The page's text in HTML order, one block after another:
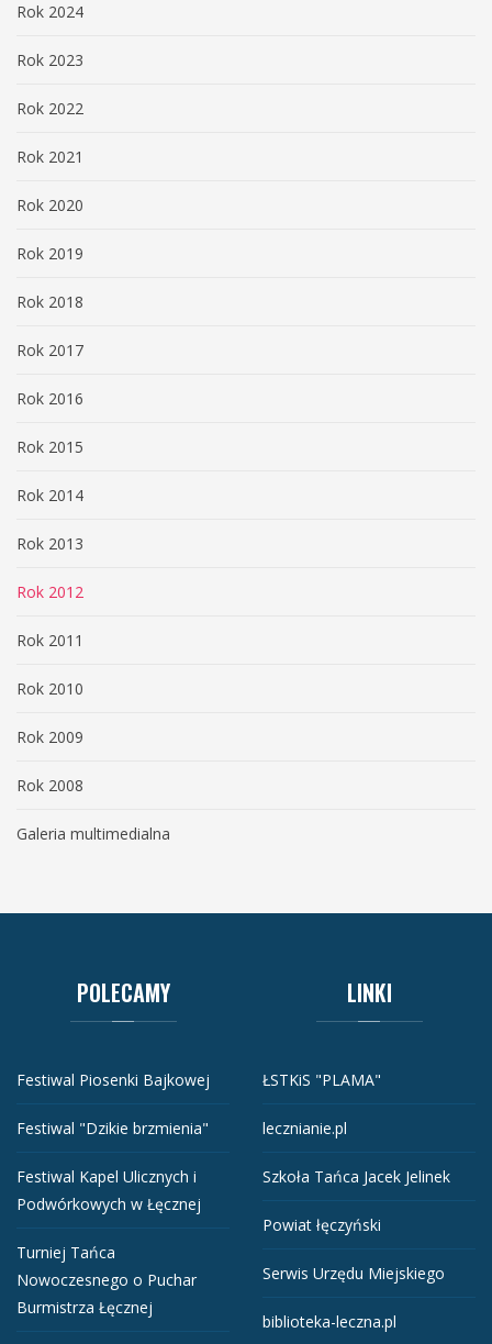
Rok 2024
Rok 2023
Rok 2022
Rok 2021
Rok 2020
Rok 2019
Rok 2018
Rok 2017
Rok 2016
Rok 2015
Rok 2014
Rok 2013
Rok 2012
Rok 2011
Rok 2010
Rok 2009
Rok 2008
Galeria multimedialna
POLECAMY
Festiwal Piosenki Bajkowej
Festiwal "Dzikie brzmienia"
Festiwal Kapel Ulicznych i
Podwórkowych w Łęcznej
Turniej Tańca
Nowoczesnego o Puchar
Burmistrza Łęcznej
LINKI
ŁSTKiS "PLAMA"
lecznianie.pl
Szkoła Tańca Jacek Jelinek
Powiat łęczyński
Serwis Urzędu Miejskiego
biblioteka-leczna.pl